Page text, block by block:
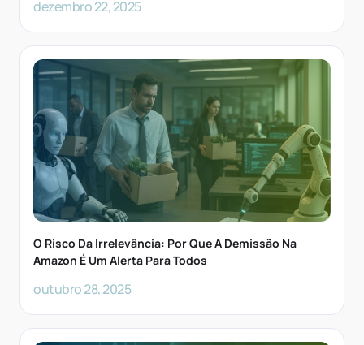
dezembro 22, 2025
O Risco Da Irrelevância: Por Que A Demissão Na
Amazon É Um Alerta Para Todos
outubro 28, 2025